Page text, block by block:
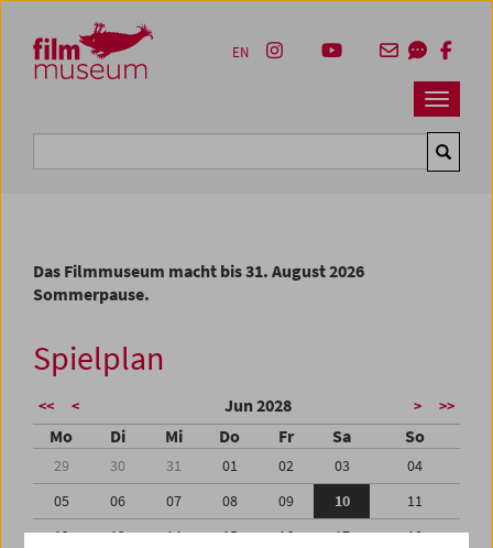
Zum Inhalt
Zum Hauptmenü
Zur Servicenavigation
Zum Suche
Navbar
EN
Das Filmmuseum macht bis 31. August 2026
Sommerpause.
Spielplan
<< < Jun 2028 > >>
Mo Di Mi Do Fr Sa So
29 30 31 01 02 03
04
05
06 07 08 09 10
11
12
13 14 15 16 17
18